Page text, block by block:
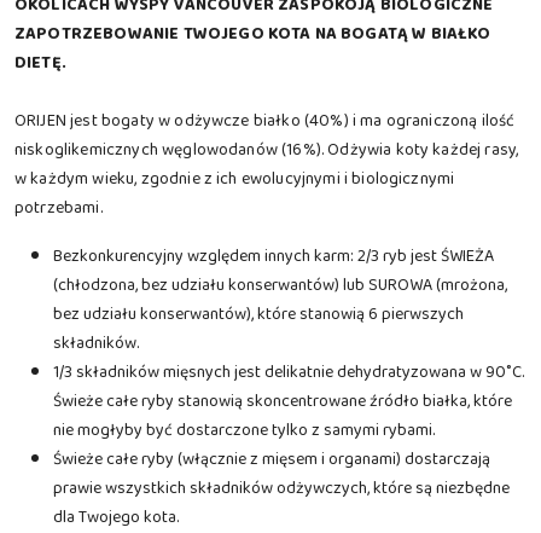
ZAPOTRZEBOWANIE TWOJEGO KOTA NA BOGATĄ W BIAŁKO
DIETĘ.
ORIJEN jest bogaty w odżywcze białko (40%) i ma ograniczoną ilość
niskoglikemicznych węglowodanów (16%). Odżywia koty każdej rasy,
w każdym wieku, zgodnie z ich ewolucyjnymi i biologicznymi
potrzebami.
Bezkonkurencyjny względem innych karm: 2/3 ryb jest ŚWIEŻA
(chłodzona, bez udziału konserwantów) lub SUROWA (mrożona,
bez udziału konserwantów), które stanowią 6 pierwszych
składników.
1/3 składników mięsnych jest delikatnie dehydratyzowana w 90˚C.
Świeże całe ryby stanowią skoncentrowane źródło białka, które
nie mogłyby być dostarczone tylko z samymi rybami.
Świeże całe ryby (włącznie z mięsem i organami) dostarczają
prawie wszystkich składników odżywczych, które są niezbędne
dla Twojego kota.